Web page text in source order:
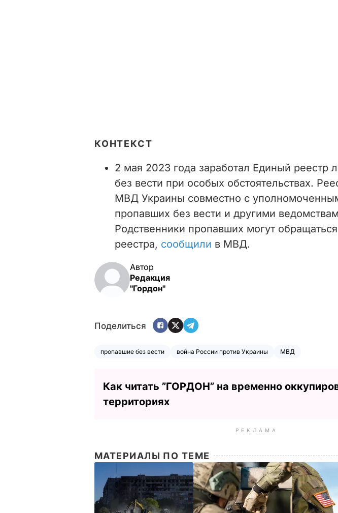
КОНТЕКСТ
2 мая 2023 года заработал Единый реестр
без вести при особых обстоятельствах.
МВД Украины совместно с
пропавших без вести и другими
Родственники пропавших могут
реестра, сообщили в МВД.
Автор
Редакция
"Гордон"
Поделиться
пропавшие без вести война России против Украины МВД
Как читать ”ГОРДОН” на временно
территориях
РЕКЛАМА
МАТЕРИАЛЫ ПО ТЕМЕ